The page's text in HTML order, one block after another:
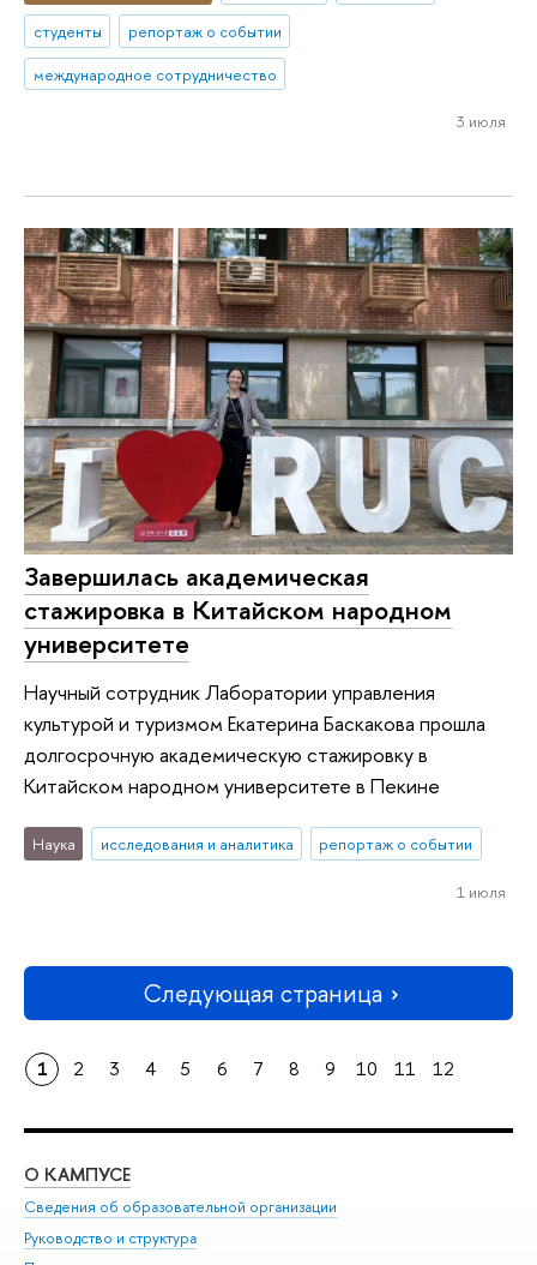
студенты
репортаж о событии
международное сотрудничество
3 июля
Завершилась академическая
стажировка в Китайском народном
университете
Научный сотрудник Лаборатории управления
культурой и туризмом Екатерина Баскакова прошла
долгосрочную академическую стажировку в
Китайском народном университете в Пекине
Наука исследования и аналитика репортаж о событии
1 июля
Следующая страница
1 2 3 4 5 6 7 8 9 10 11 12
О КАМПУСЕ
Сведения об образовательной организации
Руководство и структура